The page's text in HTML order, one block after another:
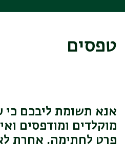
טפסים
אנא תשומת ליבכם כי
מוקלדים ומודפסים
פרט לחתימה, אחרת